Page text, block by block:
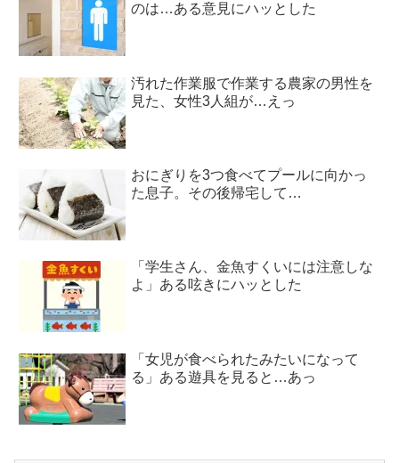
のは…ある意見にハッとした
汚れた作業服で作業する農家の男性を
見た、女性3人組が…えっ
おにぎりを3つ食べてプールに向かっ
た息子。その後帰宅して…
「学生さん、金魚すくいには注意しな
よ」ある呟きにハッとした
「女児が食べられたみたいになって
る」ある遊具を見ると…あっ